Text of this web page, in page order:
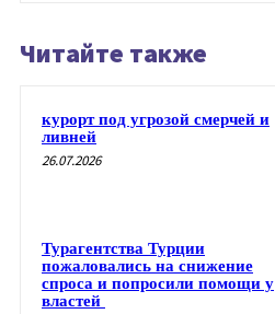
Читайте также
курорт под угрозой смерчей и
ливней
26.07.2026
Турагентства Турции
пожаловались на снижение
спроса и попросили помощи у
властей